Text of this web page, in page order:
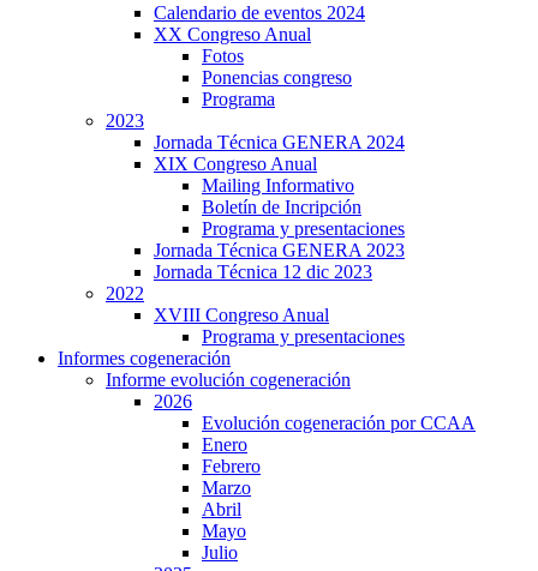
Calendario de eventos 2024
XX Congreso Anual
Fotos
Ponencias congreso
Programa
2023
Jornada Técnica GENERA 2024
XIX Congreso Anual
Mailing Informativo
Boletín de Incripción
Programa y presentaciones
Jornada Técnica GENERA 2023
Jornada Técnica 12 dic 2023
2022
XVIII Congreso Anual
Programa y presentaciones
Informes cogeneración
Informe evolución cogeneración
2026
Evolución cogeneración por CCAA
Enero
Febrero
Marzo
Abril
Mayo
Julio